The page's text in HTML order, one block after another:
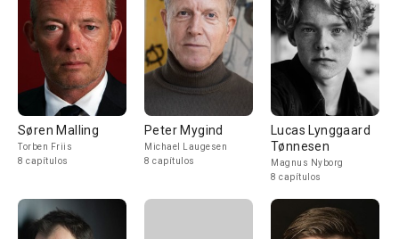
Søren Malling
Torben Friis
8 capítulos
Peter Mygind
Michael Laugesen
8 capítulos
Lucas Lynggaard
Tønnesen
Magnus Nyborg
8 capítulos